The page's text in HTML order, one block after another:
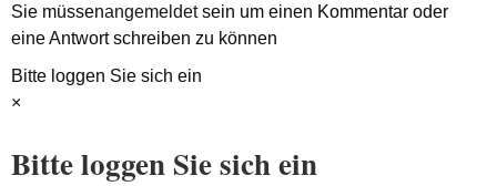
Sie müssenangemeldetsein um einen Kommentar oder
eine Antwort schreiben zu können
Bitte loggen Sie sich ein
×
Bitte loggen Sie sich ein